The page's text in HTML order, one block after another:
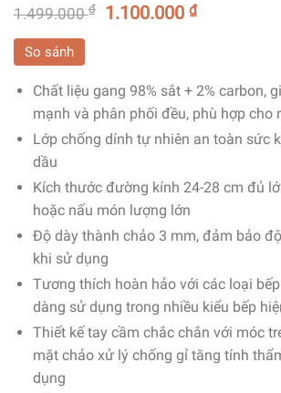
1.499.000₫ 1.100.000₫
So sánh
Chất liệu gang 98% sắt + 2% carbon,
mạnh và phân phối đều, phù hợp cho
Lớp chống dính tự nhiên an toàn sức
dầu
Kích thước đường kính 24-28 cm đủ
hoặc nấu món lượng lớn
Độ dày thành chảo 3 mm, đảm bảo
khi sử dụng
Tương thích hoàn hảo với các loại
dàng sử dụng trong nhiều kiểu bếp
Thiết kế tay cầm chắc chắn với móc
mặt chảo xử lý chống gỉ tăng tính
dụng